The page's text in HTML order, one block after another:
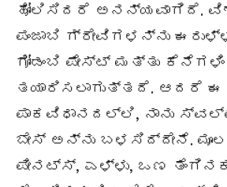
ಹೋಲಿಸಿದರೆ ಅನನ್ಯವಾಗಿದೆ.
ಪಂಜಾಬಿ ಗ್ರೇವಿಗಳನ್ನು
ಗೋಡಂಬಿ ಪೇಸ್ಟ್ ಮತ್ತು
ತಯಾರಿಸಲಾಗುತ್ತದೆ. ಆದರೆ ಈ
ಪಾಕವಿಧಾನದಲ್ಲಿ, ನಾನು
ಬೇಸ್ ಅನ್ನು ಬಳಸಿದ್ದೇನೆ.
ಪೀನಟ್ಸ್, ಎಳ್ಳು, ಒಣ